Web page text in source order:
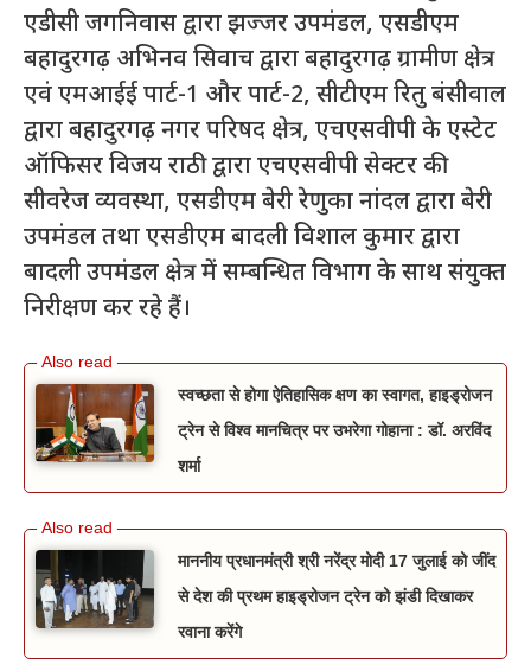
एडीसी जगनिवास द्वारा झज्जर उपमंडल, एसडीएम
बहादुरगढ़ अभिनव सिवाच द्वारा बहादुरगढ़ ग्रामीण क्षेत्र
एवं एमआईई पार्ट-1 और पार्ट-2, सीटीएम रितु बंसीवाल
द्वारा बहादुरगढ़ नगर परिषद क्षेत्र, एचएसवीपी के एस्टेट
ऑफिसर विजय राठी द्वारा एचएसवीपी सेक्टर की
सीवरेज व्यवस्था, एसडीएम बेरी रेणुका नांदल द्वारा बेरी
उपमंडल तथा एसडीएम बादली विशाल कुमार द्वारा
बादली उपमंडल क्षेत्र में सम्बन्धित विभाग के साथ संयुक्त
निरीक्षण कर रहे हैं।
स्वच्छता से होगा ऐतिहासिक क्षण का स्वागत, हाइड्रोजन
ट्रेन से विश्व मानचित्र पर उभरेगा गोहाना : डॉ. अरविंद
शर्मा
माननीय प्रधानमंत्री श्री नरेंद्र मोदी 17 जुलाई को जींद
से देश की प्रथम हाइड्रोजन ट्रेन को झंडी दिखाकर
रवाना करेंगे